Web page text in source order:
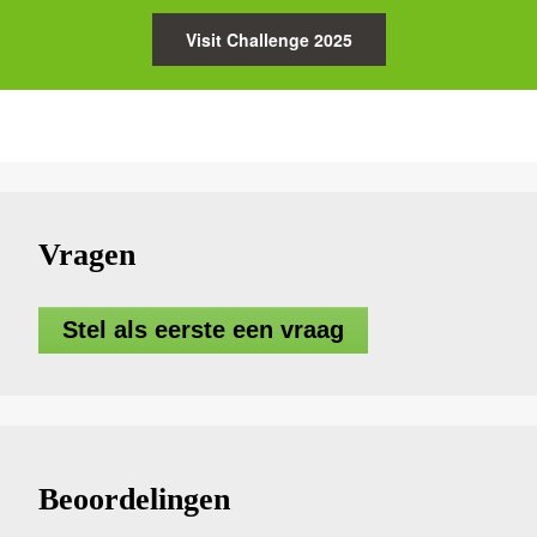
Visit Challenge 2025
Vragen
Stel als eerste een vraag